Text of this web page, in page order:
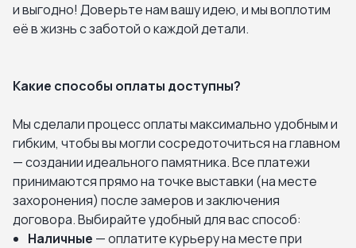
и выгодно! Доверьте нам вашу идею, и мы воплотим
её в жизнь с заботой о каждой детали.
Какие способы оплаты доступны?
Мы сделали процесс оплаты максимально удобным и
гибким, чтобы вы могли сосредоточиться на главном
— создании идеального памятника. Все платежи
принимаются прямо на точке выставки (на месте
захоронения) после замеров и заключения
договора. Выбирайте удобный для вас способ:
Наличные — оплатите курьеру на месте при